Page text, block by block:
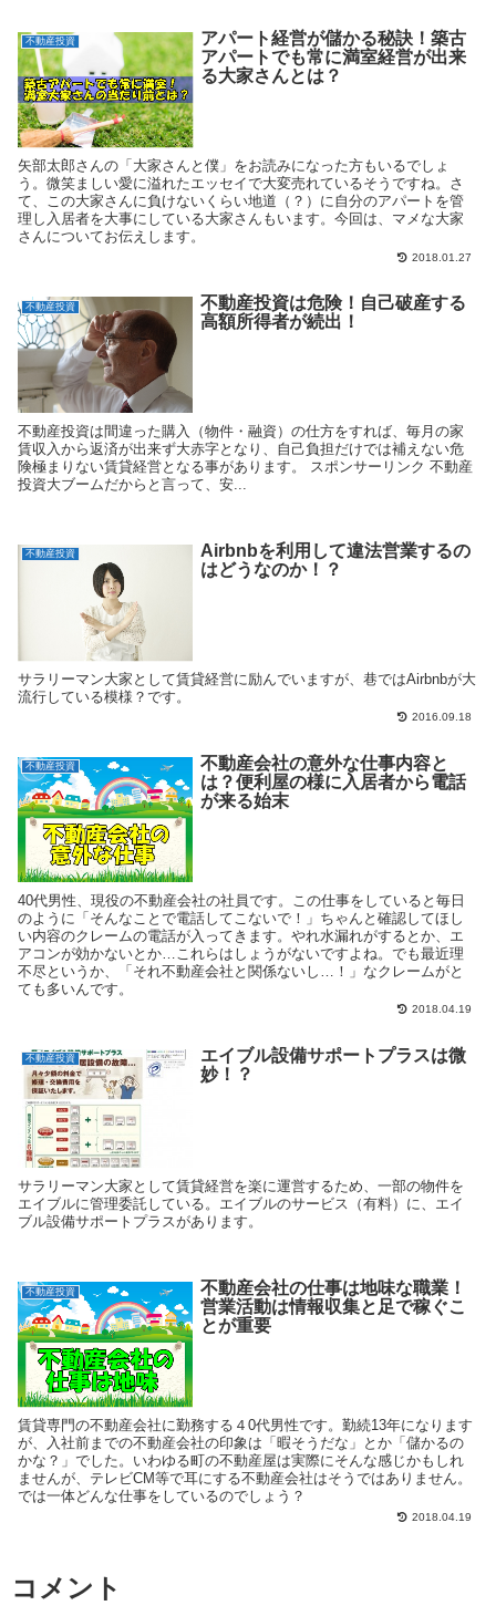
不動産投資
アパート経営が儲かる秘訣！築古
アパートでも常に満室経営が出来
る大家さんとは？
矢部太郎さんの「大家さんと僕」をお読みになった方もいるでしょ
う。微笑ましい愛に溢れたエッセイで大変売れているそうですね。さ
て、この大家さんに負けないくらい地道（？）に自分のアパートを管
理し入居者を大事にしている大家さんもいます。今回は、マメな大家
さんについてお伝えします。
2018.01.27
不動産投資
不動産投資は危険！自己破産する
高額所得者が続出！
不動産投資は間違った購入（物件・融資）の仕方をすれば、毎月の家
賃収入から返済が出来ず大赤字となり、自己負担だけでは補えない危
険極まりない賃貸経営となる事があります。 スポンサーリンク 不動産
投資大ブームだからと言って、安...
不動産投資
Airbnbを利用して違法営業するの
はどうなのか！？
サラリーマン大家として賃貸経営に励んでいますが、巷ではAirbnbが大
流行している模様？です。
2016.09.18
不動産投資
不動産会社の意外な仕事内容と
は？便利屋の様に入居者から電話
が来る始末
40代男性、現役の不動産会社の社員です。この仕事をしていると毎日
のように「そんなことで電話してこないで！」ちゃんと確認してほし
い内容のクレームの電話が入ってきます。やれ水漏れがするとか、エ
アコンが効かないとか…これらはしょうがないですよね。でも最近理
不尽というか、「それ不動産会社と関係ないし…！」なクレームがと
ても多いんです。
2018.04.19
不動産投資
エイブル設備サポートプラスは微
妙！？
サラリーマン大家として賃貸経営を楽に運営するため、一部の物件を
エイブルに管理委託している。エイブルのサービス（有料）に、エイ
ブル設備サポートプラスがあります。
不動産投資
不動産会社の仕事は地味な職業！
営業活動は情報収集と足で稼ぐこ
とが重要
賃貸専門の不動産会社に勤務する４0代男性です。勤続13年になります
が、入社前までの不動産会社の印象は「暇そうだな」とか「儲かるの
かな？」でした。いわゆる町の不動産屋は実際にそんな感じかもしれ
ませんが、テレビCM等で耳にする不動産会社はそうではありません。
では一体どんな仕事をしているのでしょう？
2018.04.19
コメント